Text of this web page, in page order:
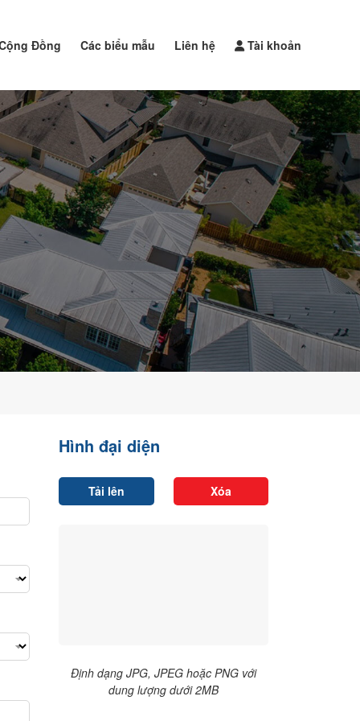
Đồng Các biểu mẫu Liên hệ Tài khoản
Đăng tin
Hình đại diện
Tải lên Xóa
Định dạng JPG, JPEG hoặc PNG với
dung lượng dưới 2MB